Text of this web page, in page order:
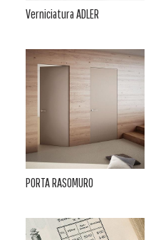
Verniciatura ADLER
PORTA RASOMURO